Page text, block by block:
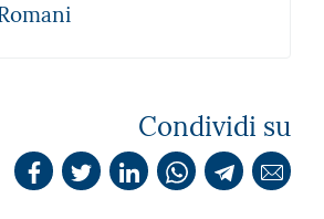
Condividi su